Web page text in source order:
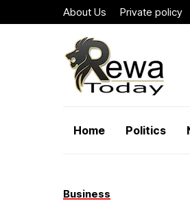
About Us Private policy
Home Politics
Business